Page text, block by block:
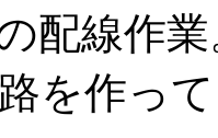
配線作
を作っ